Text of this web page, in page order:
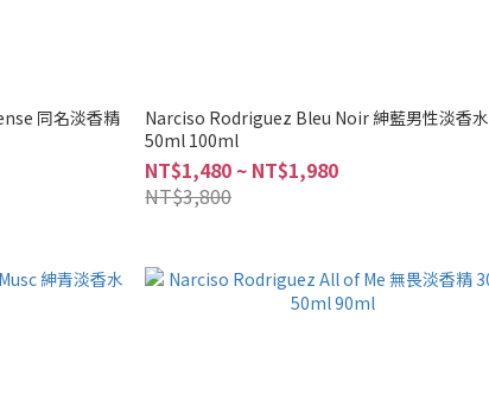
同名淡香精
Narciso Rodriguez Bleu Noir 紳藍男性淡香水
50ml 100ml
NT$1,480 ~ NT$1,980
NT$3,800